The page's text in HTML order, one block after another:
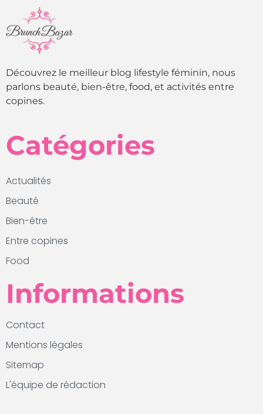
Découvrez le meilleur blog lifestyle féminin, nous
parlons beauté, bien-être, food, et activités entre
copines.
Catégories
Actualités
Beauté
Bien-être
Entre copines
Food
Informations
Contact
Mentions légales
Sitemap
L'équipe de rédaction